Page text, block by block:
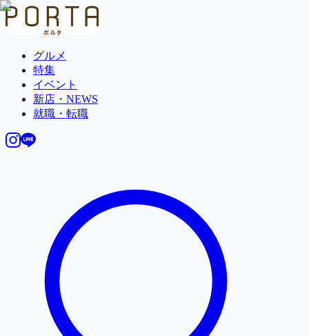
グルメ
特集
イベント
新店・NEWS
就職・転職